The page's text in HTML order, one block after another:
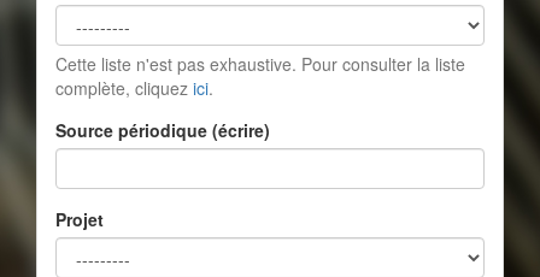
Cette liste n'est pas exhaustive. Pour consulter la liste
complète, cliquez ici.
Source périodique (écrire)
Projet